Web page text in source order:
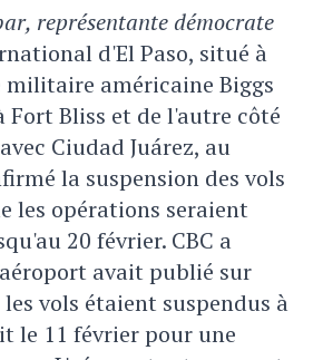
représentante démocrate
d'El Paso, situé à
militaire américaine Biggs
Bliss et de l'autre côté
Ciudad Juárez, au
la suspension des vols
les opérations seraient
20 février. CBC a
avait publié sur
vols étaient suspendus à
le 11 février pour une